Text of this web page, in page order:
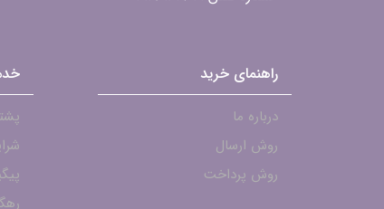
راهنمای خرید
درباره ما
روش ارسال
روش پرداخت